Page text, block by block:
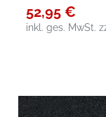
52,95 €
inkl. ges. MwSt.